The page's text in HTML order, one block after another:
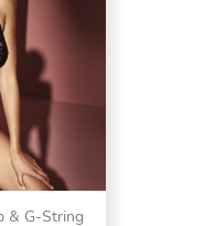
& G-String